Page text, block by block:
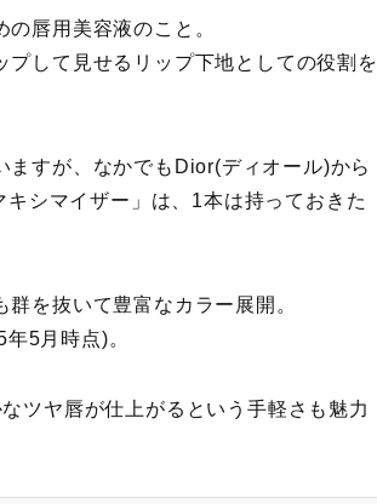
唇用美容液のこと。
して見せるリップ下地としての役割を
すが、なかでもDior(ディオール)から
シマイザー」は、1本は持っておきた
を抜いて豊富なカラー展開。
5月時点)。
ツヤ唇が仕上がるという手軽さも魅力